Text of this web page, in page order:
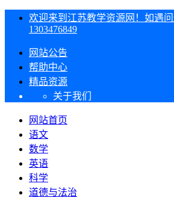
欢迎来到江苏教学资源网！如遇问
1303476849
网站公告
帮助中心
精品资源
关于我们
网站首页
语文
数学
英语
科学
道德与法治